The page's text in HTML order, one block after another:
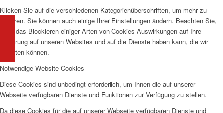
Klicken Sie auf die verschiedenen Kategorienüberschriften, um mehr zu
erfahren. Sie können auch einige Ihrer Einstellungen ändern. Beachten Sie,
dass das Blockieren einiger Arten von Cookies Auswirkungen auf Ihre
Erfahrung auf unseren Websites und auf die Dienste haben kann, die wir
anbieten können.
Notwendige Website Cookies
Diese Cookies sind unbedingt erforderlich, um Ihnen die auf unserer
Webseite verfügbaren Dienste und Funktionen zur Verfügung zu stellen.
Da diese Cookies für die auf unserer Webseite verfügbaren Dienste und